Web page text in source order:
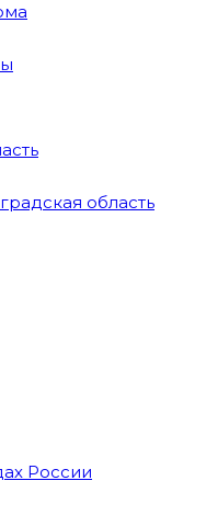
область
России